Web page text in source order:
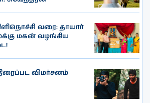
வரை: தாயார்
மகன் வழங்கிய
விமர்சனம்